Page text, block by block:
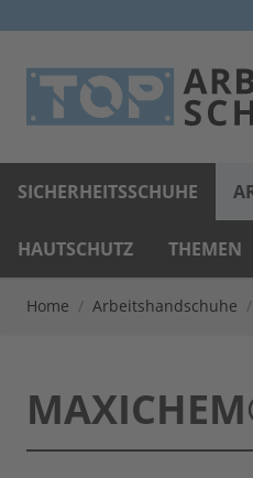
SICHERHEITSSCHUHE
HAUTSCHUTZ THEMEN
Home / Arbeitshandschuhe /